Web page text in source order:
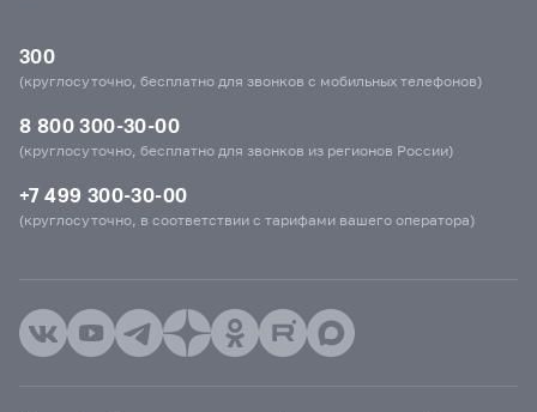
300
(круглосуточно, бесплатно для звонков с мобильных телефонов)
8 800 300-30-00
(круглосуточно, бесплатно для звонков из регионов России)
+7 499 300-30-00
(круглосуточно, в соответствии с тарифами вашего оператора)